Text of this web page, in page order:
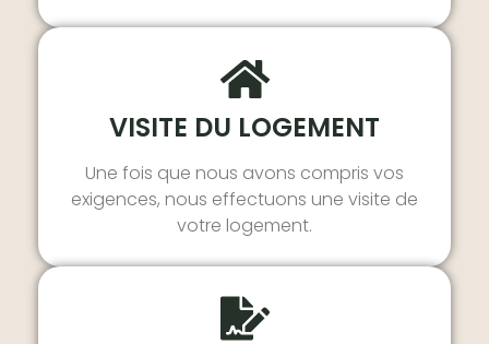
VISITE DU LOGEMENT
Une fois que nous avons compris vos
exigences, nous effectuons une visite de
votre logement.